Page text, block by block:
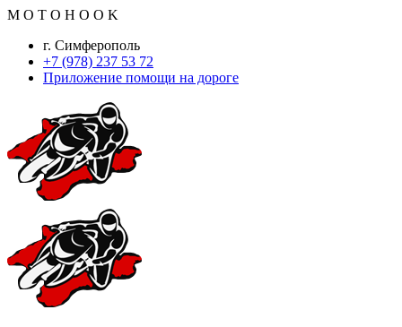
M O T O H O O K
г. Симферополь
+7 (978) 237 53 72
Приложение помощи на дороге